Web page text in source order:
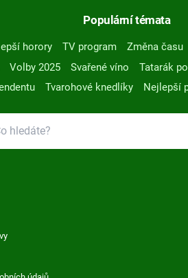
Populární témata
horory TV program Změna času
Volby 2025 Svařené víno Tatarák
Tvarohové knedlíky Nejlepší